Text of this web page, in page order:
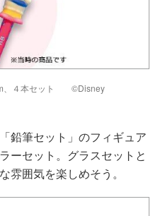
、４本セット ©Disney
鉛筆セット」のフィギュア
ーセット。グラスセットと
雰囲気を楽しめそう。